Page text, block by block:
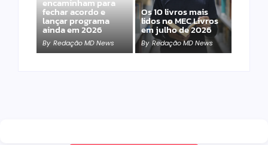
encaminham para
fechar acordo e
lançar programa
ainda em 2026
By Redação MD News
Os 10 livros mais
lidos no MEC Livros
em julho de 2026
By Redação MD News